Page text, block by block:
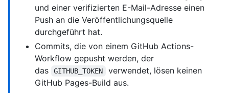
und einer verifizierten E-Mail-Adresse einen
Push an die Veröffentlichungsquelle
durchgeführt hat.
Commits, die von einem GitHub Actions-
Workflow gepusht werden, der
das
GITHUB_TOKEN
verwendet, lösen keinen
GitHub Pages-Build aus.